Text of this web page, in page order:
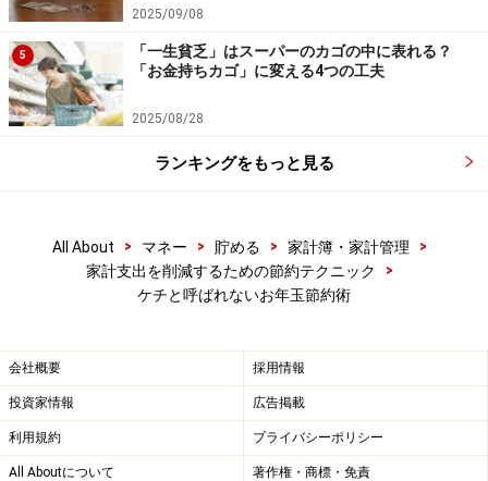
2025/09/08
5
「一生貧乏」はスーパーのカゴの中に表れる？
「お金持ちカゴ」に変える4つの工夫
2025/08/28
ランキングをもっと見る
All About > マネー > 貯める > 家計簿・家計管理
>
家計支出を削減するための節約テクニック
>
ケチと呼ばれないお年玉節約術
会社概要 採用情報
投資家情報 広告掲載
利用規約 プライバシーポリシー
All Aboutについて 著作権・商標・免責